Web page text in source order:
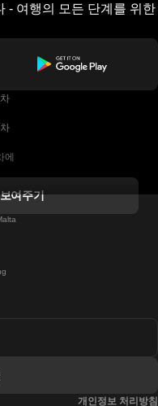
- 여행의 모든 단계를 위한
에
열차
차
여주기
개인정보 처리방침